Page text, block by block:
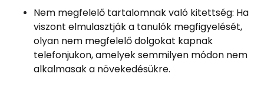
Nem megfelelő tartalomnak való kitettség: Ha
viszont elmulasztják a tanulók megfigyelését,
olyan nem megfelelő dolgokat kapnak
telefonjukon, amelyek semmilyen módon nem
alkalmasak a növekedésükre.